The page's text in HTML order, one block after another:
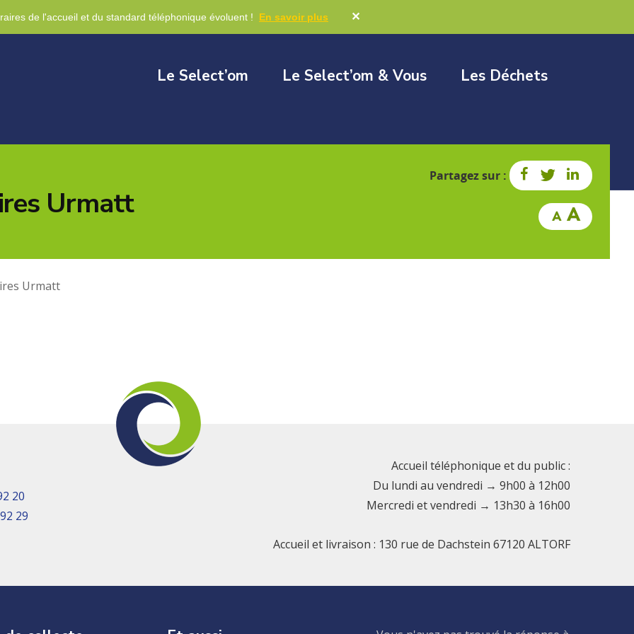
de l'accueil et du standard téléphonique évoluent ! En savoir plus ✕
Le Select’om Le Select’om & Vous Les Déchets
Urmatt
Partagez sur :
Urmatt
20
29
Accueil téléphonique et du public :
Du lundi au vendredi → 9h00 à 12h00
Mercredi et vendredi → 13h30 à 16h00
Accueil et livraison : 130 rue de Dachstein 67120 ALTORF